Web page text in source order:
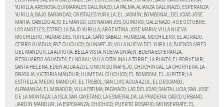
YURILLA; ARENOSA; QUIMARALES GALLINAZO; LA PALMA; ALIANZA GALLINAZO; ESPERANZA
YURILLA; BAJO BARANDAS; CRISTALES YURILLA; EL JASMÍN; BOMBONAL; DELICIAS JOSE
MARIA; CABILDO ALTO EL MANGO; LOS NARANJOS; QUINORO; GALLINAZO; 4 DE OCTUBRE;
LOS ANGELES; ESTRELLA BAJO YURILLA; ARGENTINA JOSE MARIA; VILLA NUEVA
MOCHILERO; PALMAS DEL YURILLA; CAÑO SABALO; HUMEDAL MOCHILERO; EL AGRADO;
CERRO GUADUA; PAZ CHICHICO; QUINAPEJO; VILLA NUEVA DEL YURILLA; BUENOS AIRES
DEL MANDUR; LA AURORA; BELLA VISTA; NUEVA UNIÂ¢N; BUENA ESPERANZA;
RESGUARDO AGUADITA; EL NOGAL; VILLA CATALINA LA TORRE; LA PUNTA; EL PORVENIR;
SANTA HELENA; EDEN AGUA AZUL; UNION QUINAPEJO; CHUCHINGAL; LA CHORRERA; LA
BRASILIA; VICTORIA MANDUR; HUMEDAL CHICHICO; EL BOMBOM; EL JUPITER; LA
ESTRELLA; MEDIO MANDUR; EL TREBOL; SAN LUIS; AGUA AZUL; EL DESCANSO;
ALPAMANGA; EL MIRADOR; VILLA FATIMA; PACAYACO; LAS DELICIAS; SANTA LUCIA; SAN JOSE
DE LA MONTAZA; LA ISLA; SAN CAYETANO; LA ESMERALDA; LA PRADERA; CASCO URBANO;
JARDIN MANDUR; LA ESPERANZA; CHICHICO; PUERTO ROSARIO; MONSERRATE; EL